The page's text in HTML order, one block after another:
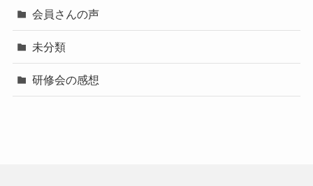
会員さんの声
未分類
研修会の感想